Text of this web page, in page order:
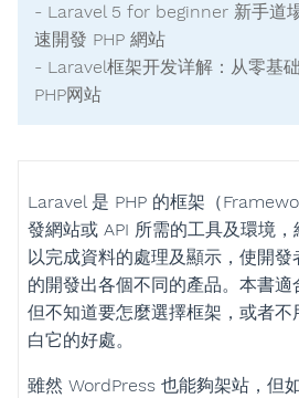
- Laravel 5 for beginner 新手道
速開發 PHP 網站
- Laravel框架开发详解：从零基
PHP网站
Laravel 是 PHP 的框架（
發網站或 API 所需的工具及環境
以完成資料的處理及顯示，使開
的開發出各個不同的產品。本書適
但不知道要怎麼選擇框架，或者不
白它的好處。
雖然 WordPress 也能夠架站，但